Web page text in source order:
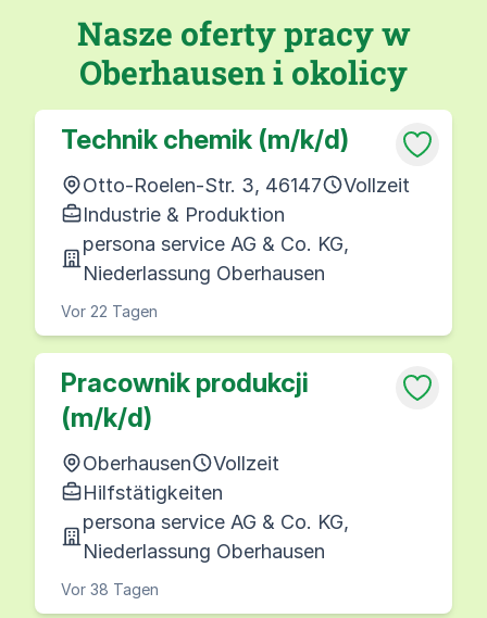
Nasze oferty pracy w
Oberhausen i okolicy
Technik chemik (m/k/d)
Otto-Roelen-Str. 3, 46147
Vollzeit
Industrie & Produktion
persona service AG & Co. KG,
Niederlassung Oberhausen
Vor 22 Tagen
Pracownik produkcji
(m/k/d)
Oberhausen
Vollzeit
Hilfstätigkeiten
persona service AG & Co. KG,
Niederlassung Oberhausen
Vor 38 Tagen